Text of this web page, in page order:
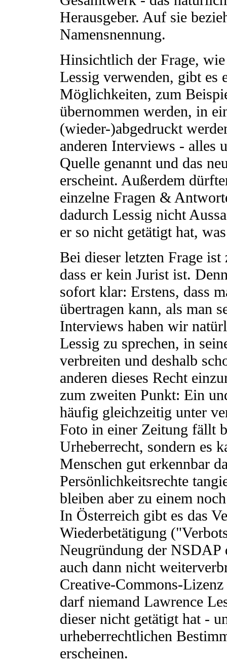
Herausgeber. Auf sie
Namensnennung.
Hinsichtlich der Frage,
Lessig verwenden, gibt es
Möglichkeiten, zum
übernommen werden, in
(wieder-)abgedruckt
anderen Interviews - alles
Quelle genannt und das
erscheint. Außerdem
einzelne Fragen &
dadurch Lessig nicht
er so nicht getätigt hat,
Bei dieser letzten Frage ist
dass er kein Jurist ist.
sofort klar: Erstens, dass
übertragen kann, als man
Interviews haben wir
Lessig zu sprechen, in
verbreiten und deshalb
anderen dieses Recht
zum zweiten Punkt: Ein
häufig gleichzeitig unter
Foto in einer Zeitung fällt
Urheberrecht, sondern es
Menschen gut erkennbar
Persönlichkeitsrechte
bleiben aber zu einem
In Österreich gibt es das
Wiederbetätigung
Neugründung der NSDAP
auch dann nicht
Creative-Commons-
darf niemand Lawrence
dieser nicht getätigt hat -
urheberrechtlichen
erscheinen.